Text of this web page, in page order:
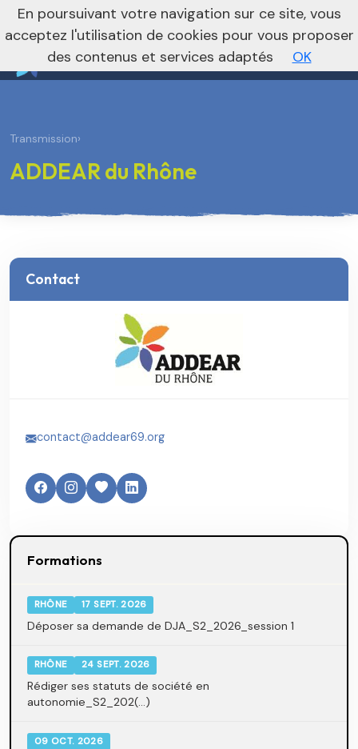
Vers le site national
nivo_2026: 1
Transmission›
ADDEAR du Rhône
Contact
contact@addear69.org
Formations
RHÔNE 17 SEPT. 2026
Déposer sa demande de DJA_S2_2026_session 1
RHÔNE 24 SEPT. 2026
Rédiger ses statuts de société en
autonomie_S2_202(...)
09 OCT. 2026
En poursuivant votre navigation sur ce site, vous
acceptez l'utilisation de cookies pour vous proposer
des contenus et services adaptés
OK